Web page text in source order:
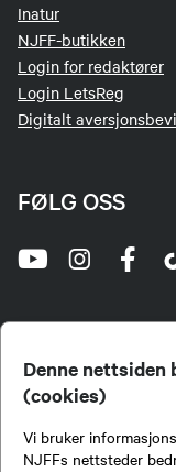
Denne
(cookies)
Vi bruker
NJFFs nettsteder
Inatur
NJFF-butikken
Login for redaktører
Login LetsReg
Digitalt
FØLG OSS
jegere og sportsfiskere og et av
fiske i Norge. Vi er en